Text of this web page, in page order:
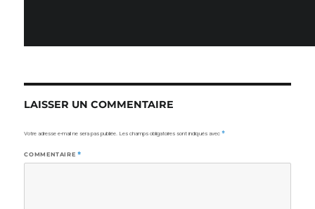
LAISSER UN COMMENTAIRE
Votre adresse e-mail ne sera pas publiée. Les champs obligatoires sont indiqués avec*
COMMENTAIRE *